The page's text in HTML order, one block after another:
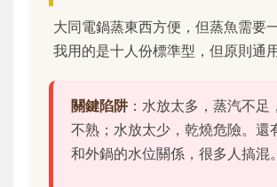
大同電鍋蒸東西方便，但蒸魚需要
我用的是十人份標準型，但原則通用
關鍵陷阱 ：水放太多，蒸汽不足
不熟；水放太少，乾燒危險。還
和外鍋的水位關係，很多人搞混。